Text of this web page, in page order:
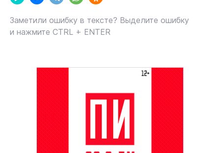
Заметили ошибку в тексте? Выделите ошибку
и нажмите CTRL + ENTER